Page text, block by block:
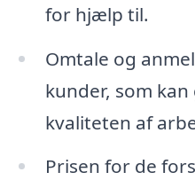
for hjælp til.
Omtale og
kunder, som
kvaliteten af
Prisen for de